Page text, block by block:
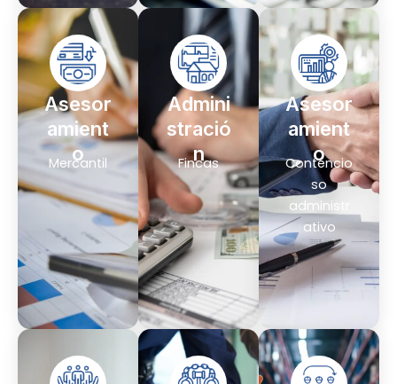
Asesor
amient
o
Mercantil
Admini
stració
n
Fincas
Asesor
amient
o
Contencio
so
administr
ativo